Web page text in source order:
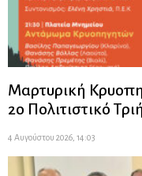
Μαρτυρική
2ο Πολιτιστικό
4 Αυγούστου 2026, 14:03